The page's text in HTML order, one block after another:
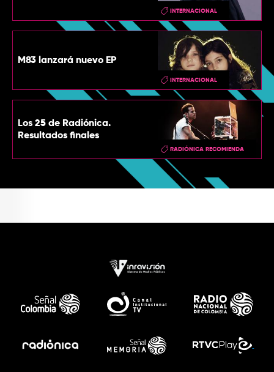
INTERNACIONAL
M83 lanzará nuevo EP
INTERNACIONAL
Los 25 de Radiónica.
Resultados finales
RADIÓNICA RECOMIENDA